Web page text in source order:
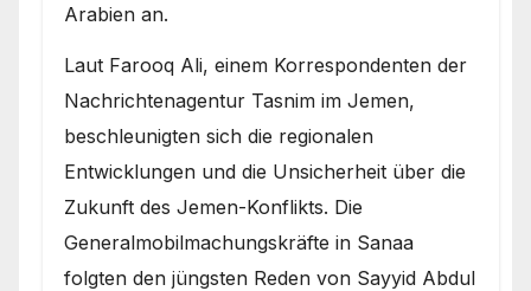
Arabien an.
Laut Farooq Ali, einem Korrespondenten der
Nachrichtenagentur Tasnim im Jemen,
beschleunigten sich die regionalen
Entwicklungen und die Unsicherheit über die
Zukunft des Jemen-Konflikts. Die
Generalmobilmachungskräfte in Sanaa
folgten den jüngsten Reden von Sayyid Abdul